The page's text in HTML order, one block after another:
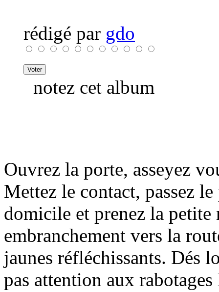
rédigé par gdo
notez cet album
Ouvrez la porte, asseyez
Mettez le contact, passez
domicile et prenez la
embranchement vers la
jaunes réfléchissants. Dés
pas attention aux